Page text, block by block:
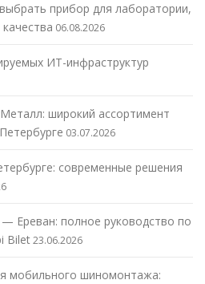
прибор для лаборатории,
06.08.2026
ИТ-инфраструктур
широкий ассортимент
03.07.2026
современные решения
Ереван: полное руководство по
Bilet23.06.2026
мобильного шиномонтажа: